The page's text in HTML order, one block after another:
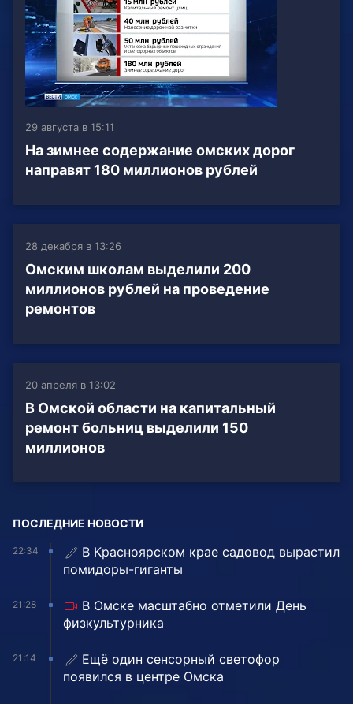
29 августа в 15:11
На зимнее содержание омских дорог
направят 180 миллионов рублей
28 декабря в 13:26
Омским школам выделили 200
миллионов рублей на проведение
ремонтов
20 апреля в 13:02
В Омской области на капитальный
ремонт больниц выделили 150
миллионов
ПОСЛЕДНИЕ НОВОСТИ
22:34
В Красноярском крае садовод вырастил
помидоры-гиганты
21:28
В Омске масштабно отметили День
физкультурника
21:14
Ещё один сенсорный светофор
появился в центре Омска